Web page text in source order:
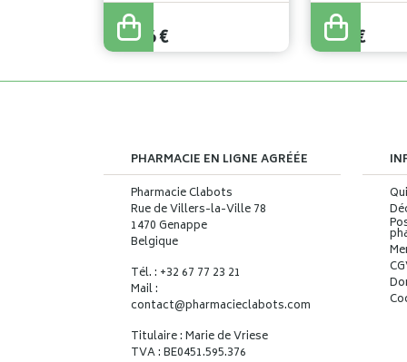
13,60
11,56€
7,90€
6,71 €
PHARMACIE EN LIGNE AGRÉÉE
Pharmacie Clabots
Rue de Villers-la-Ville 78
1470 Genappe
Belgique
Tél. : +32 67 77 23 21
Mail :
contact@pharmacieclabots.com
Titulaire : Marie de Vriese
TVA : BE0451.595.376